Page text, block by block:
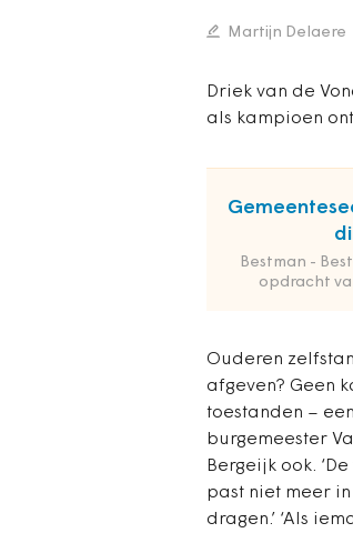
Martijn Delaere
Driek van de
als kampioen
Bestman -
opdracht
Ouderen
afgeven? Geen
toestanden –
burgemeester
Bergeijk ook.
past niet meer
dragen.’ ‘Als